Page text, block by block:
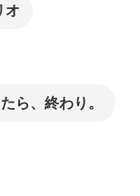
オ
ら、終わり。